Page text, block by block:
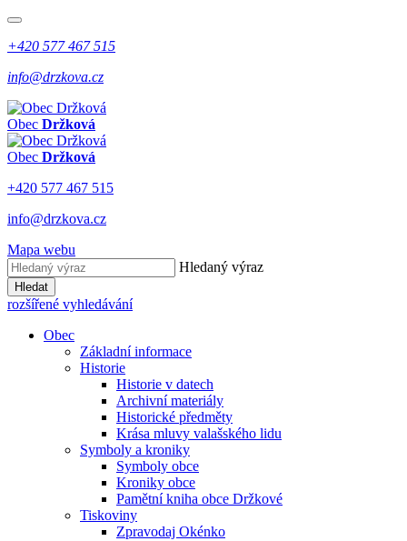
+420 577 467 515
info@drzkova.cz
Obec Držková
Obec Držková
+420 577 467 515
info@drzkova.cz
Mapa webu
Hledaný výraz
Hledat
rozšířené vyhledávání
Obec
Základní informace
Historie
Historie v datech
Archivní materiály
Historické předměty
Krása mluvy valašského lidu
Symboly a kroniky
Symboly obce
Kroniky obce
Pamětní kniha obce Držkové
Tiskoviny
Zpravodaj Okénko